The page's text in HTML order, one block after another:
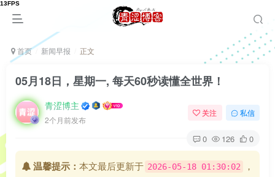
首页 新闻早报 正文
05月18日，星期一, 每天60秒读懂全世界！
青涩博主
2个月前发布
关注 私信
0 126 0
温馨提示： 本文最后更新于 2026-05-18 01:30:02
，